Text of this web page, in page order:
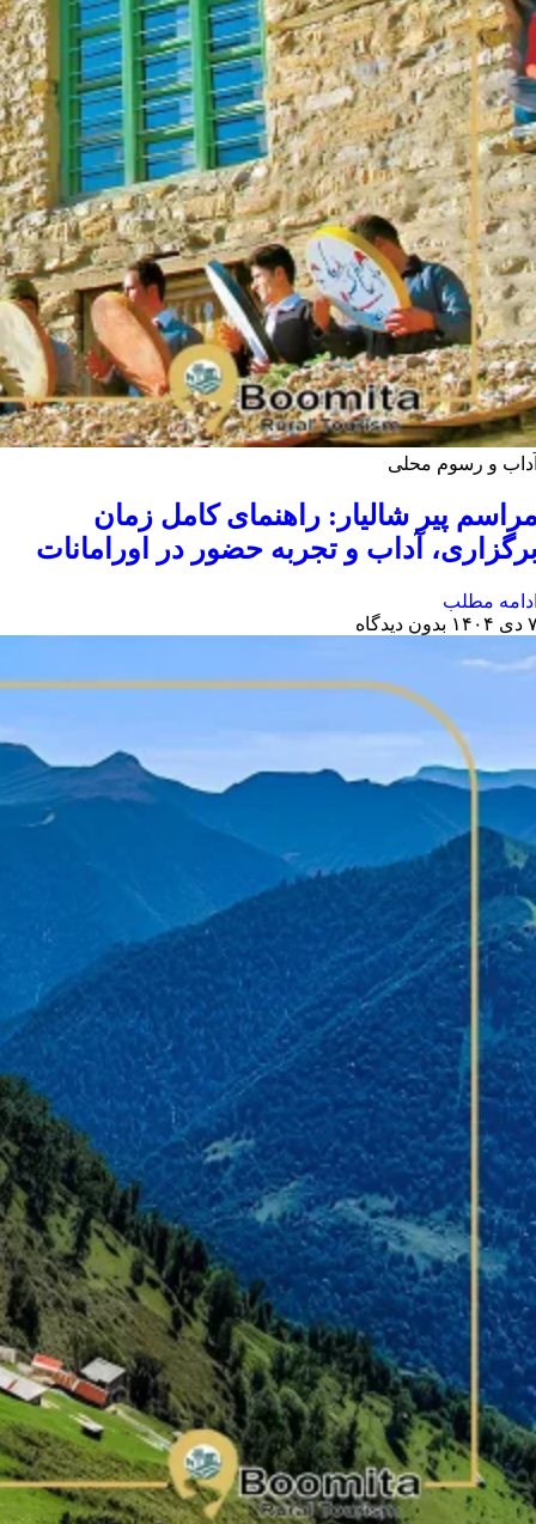
و رسوم محلی
پیر شالیار: راهنمای کامل زمان
آداب و تجربه حضور در اورامانات
مطلب
بدون دیدگاه